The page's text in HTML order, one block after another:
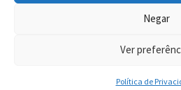
Negar
Ver
Política de